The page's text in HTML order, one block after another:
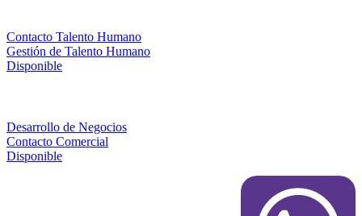
Contacto Talento Humano
Gestión de Talento Humano
Disponible
Desarrollo de Negocios
Contacto Comercial
Disponible